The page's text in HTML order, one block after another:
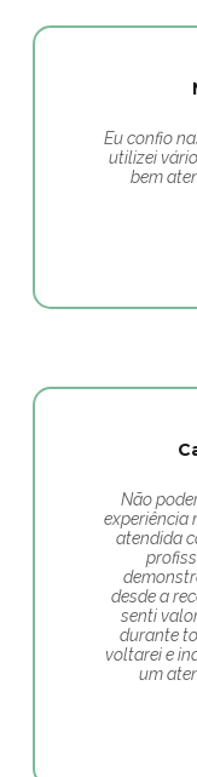
Eu confio
utilizei
bem
Não
experiência
atendida
desde a
senti
durante
voltarei e
um